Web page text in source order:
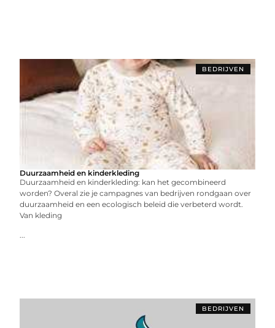
BEDRIJVEN
Duurzaamheid en kinderkleding
Duurzaamheid en kinderkleding: kan het gecombineerd
worden? Overal zie je campagnes van bedrijven rondgaan over
duurzaamheid en een ecologisch beleid die verbeterd wordt.
Van kleding
...
BEDRIJVEN